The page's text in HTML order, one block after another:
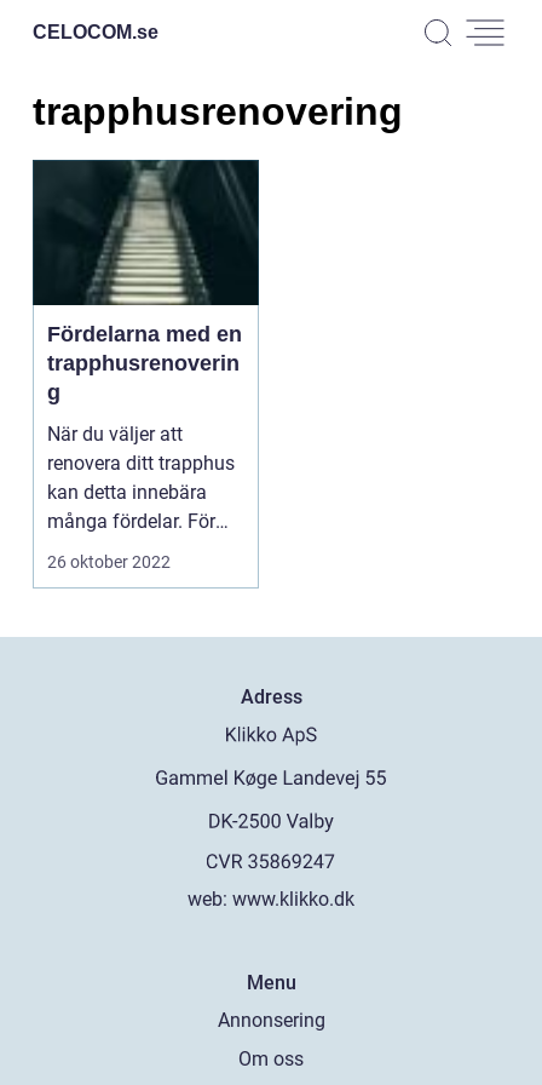
CELOCOM.se
trapphusrenovering
Fördelarna med en
trapphusrenoverin
g
När du väljer att
renovera ditt trapphus
kan detta innebära
många fördelar. För
det första är trapph...
26 oktober 2022
Adress
web: www.klikko.dk
Menu
Annonsering
Om oss